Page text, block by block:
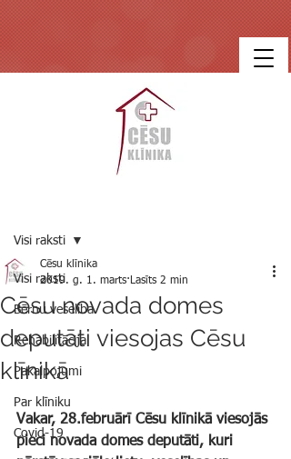
Visi raksti
Bērnu veselība
Rehabilitācija
Pakalpojumi
Par klīniku
Covid-19
Visi raksti
Cēsu novada domes
deputāti viesojas Cēsu
klīnikā
Cēsu klīnika
2019. g. 1. marts Lasīts 2 min
Vakar, 28.februārī Cēsu klīnikā viesojās
pieci novada domes deputāti, kuri